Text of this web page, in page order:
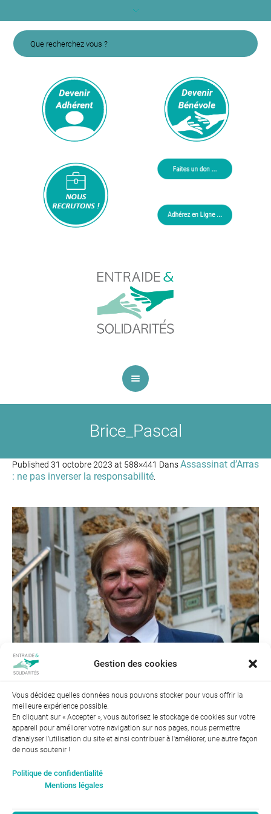
Gestion des cookies
Vous décidez quelles données nous pouvons stocker pour vous offrir la
meilleure expérience possible.
En cliquant sur « Accepter », vous autorisez le stockage de cookies sur votre
appareil pour améliorer votre navigation sur nos pages, nous permettre
d'analyser l’utilisation du site et ainsi contribuer à l'améliorer, une autre façon
de nous soutenir !
Politique de confidentialité
Mentions légales
Brice_Pascal
Published 31 octobre 2023 at 588×441 DansAssassinat d’Arras
: ne pas inverser la responsabilité
← Précédent
femmes : 94